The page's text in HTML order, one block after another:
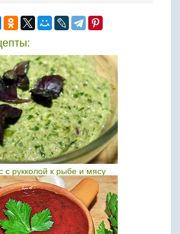
с рукколой к рыбе и мясу